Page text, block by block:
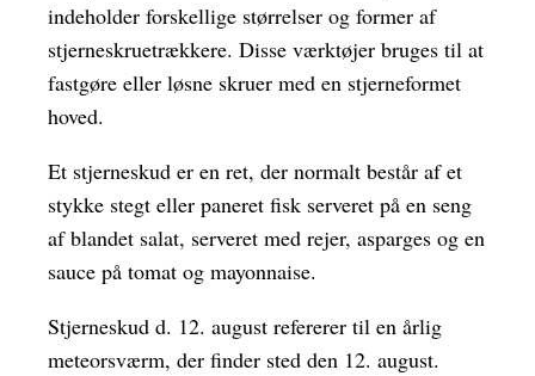
indeholder forskellige størrelser og former af
stjerneskruetrækkere. Disse værktøjer bruges til at
fastgøre eller løsne skruer med en stjerneformet
hoved.
Et stjerneskud er en ret, der normalt består af et
stykke stegt eller paneret fisk serveret på en seng
af blandet salat, serveret med rejer, asparges og en
sauce på tomat og mayonnaise.
Stjerneskud d. 12. august refererer til en årlig
meteorsværm, der finder sted den 12. august.